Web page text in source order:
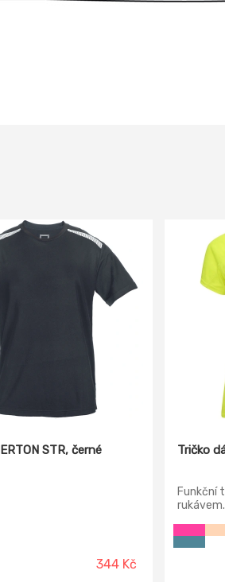
STR, černé
344 Kč
Tričko
Funkční